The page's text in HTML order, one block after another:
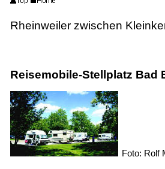
Rheinweiler zwischen
Reisemobile-Stellplatz Bad
Foto: Rolf